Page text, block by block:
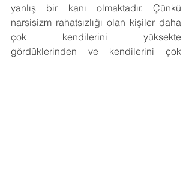
yanlış bir kanı olmaktadır. Çünkü
narsisizm rahatsızlığı olan kişiler daha
çok kendilerini yüksekte
gördüklerinden ve kendilerini çok